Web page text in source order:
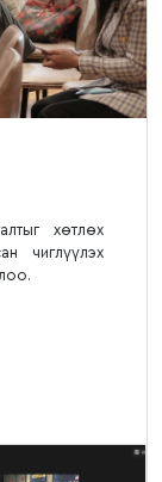
хөтлөх
чиглүүлэх